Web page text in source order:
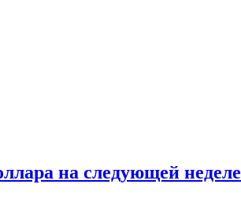
на следующей неделе